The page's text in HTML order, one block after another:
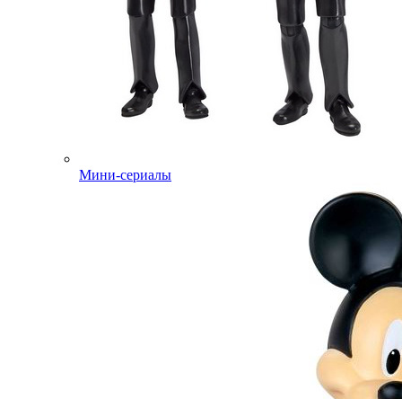
Мини-сериалы